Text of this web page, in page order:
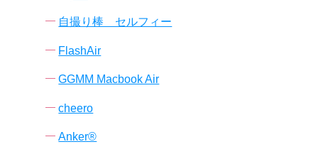
自撮り棒 セルフィー
FlashAir
GGMM Macbook Air
cheero
Anker®